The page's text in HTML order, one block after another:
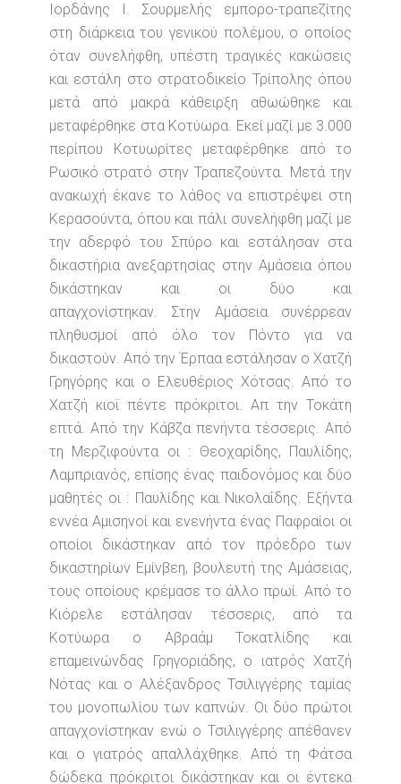
Ιορδάνης Ι. Σουρμελής εμπορο-τραπεζίτης
στη διάρκεια του γενικού πολέμου, ο οποίος
όταν συνελήφθη, υπέστη τραγικές κακώσεις
και εστάλη στο στρατοδικείο Τρίπολης όπου
μετά από μακρά κάθειρξη αθωώθηκε και
μεταφέρθηκε στα Κοτύωρα. Εκεί μαζί με 3.000
περίπου Κοτυωρίτες μεταφέρθηκε από το
Ρωσικό στρατό στην Τραπεζούντα. Μετά την
ανακωχή έκανε το λάθος να επιστρέψει στη
Κερασούντα, όπου και πάλι συνελήφθη μαζί με
την αδερφό του Σπύρο και εστάλησαν στα
δικαστήρια ανεξαρτησίας στην Αμάσεια όπου
δικάστηκαν και οι δύο και
απαγχονίστηκαν. Στην Αμάσεια συνέρρεαν
πληθυσμοί από όλο τον Πόντο για να
δικαστούν. Από την Έρπαα εστάλησαν ο Χατζή
Γρηγόρης και ο Ελευθέριος Χότσας. Από το
Χατζή κιοϊ πέντε πρόκριτοι. Απ την Τοκάτη
επτά. Από την Κάβζα πενήντα τέσσερις. Από
τη Μερζιφούντα οι : Θεοχαρίδης, Παυλίδης,
Λαμπριανός, επίσης ένας παιδονόμος και δύο
μαθητές οι : Παυλίδης και Νικολαΐδης. Εξήντα
εννέα Αμισηνοί και ενενήντα ένας Παφραίοι οι
οποίοι δικάστηκαν από τον πρόεδρο των
δικαστηρίων Εμίνβεη, βουλευτή της Αμάσειας,
τους οποίους κρέμασε το άλλο πρωί. Από το
Κιόρελε εστάλησαν τέσσερις, από τα
Κοτύωρα ο Αβραάμ Τοκατλίδης και
επαμεινώνδας Γρηγοριάδης, ο ιατρός Χατζή
Νότας και ο Αλέξανδρος Τσιλιγγέρης ταμίας
του μονοπωλίου των καπνών. Οι δύο πρώτοι
απαγχονίστηκαν ενώ ο Τσιλιγγέρης απέθανεν
και ο γιατρός απαλλάχθηκε. Από τη Φάτσα
δώδεκα πρόκριτοι δικάστηκαν και οι έντεκα